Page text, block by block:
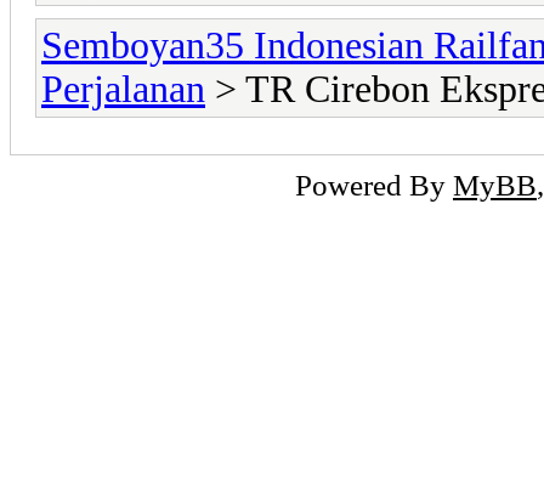
Semboyan35 Indonesian
Perjalanan > TR Cirebon
Powered By MyBB